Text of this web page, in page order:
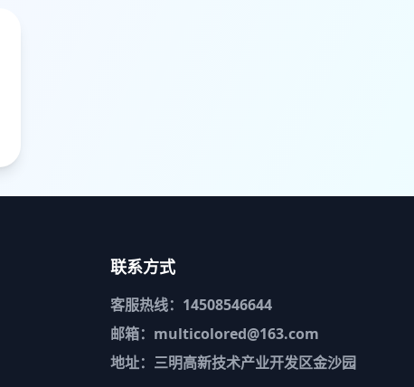
联系方式
客服热线：14508546644
邮箱：multicolored@163.com
地址：三明高新技术产业开发区金沙园